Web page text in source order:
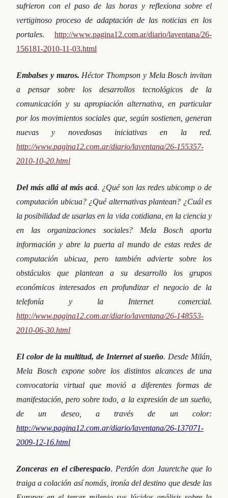
sufrieron con el paso de las horas y reflexiona sobre el
vertiginoso proceso de adaptación de las noticias en los
portales. http://www.pagina12.com.ar/diario/laventana/26-
156181-2010-11-03.html
Embalses y muros. Héctor Thompson y Mela Bosch invitan
a pensar sobre los desarrollos tecnológicos de la
comunicación y su apropiación alternativa, en particular
por los movimientos sociales que, según sostienen, generan
nuevas y novedosas iniciativas en la red.
http://www.pagina12.com.ar/diario/laventana/26-155357-
2010-10-20.html
Del más allá al más acá. ¿Qué son las redes ubicomp o de
computación ubicua? ¿Qué alternativas plantean? ¿Cuál es
la posibilidad de usarlas en la vida cotidiana, en la ciencia y
en las organizaciones sociales? Mela Bosch aporta
información y abre la puerta al mundo de estas redes de
computación ubicua, pero también advierte sobre los
obstáculos que plantean a su desarrollo los grupos
económicos interesados en profundizar el negocio de la
telefonía y la Internet comercial.
http://www.pagina12.com.ar/diario/laventana/26-148553-
2010-06-30.html
El color de la multitud, de Internet al sueño. Desde Milán,
Mela Bosch expone sobre los distintos alcances de una
convocatoria virtual que movió a diferentes formas de
manifestación, pero sobre todo, a la expresión de un sueño,
de un deseo, a través de un color:
http://www.pagina12.com.ar/diario/laventana/26-137071-
2009-12-16.html
Zonceras en el ciberespacio. Perdón don Jauretche que lo
traiga a colación así nomás, ironía del destino que desde las